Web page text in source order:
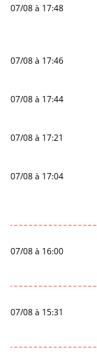
07/08 à 17:48
07/08 à 17:46
07/08 à 17:44
07/08 à 17:21
07/08 à 17:04
07/08 à 16:00
07/08 à 15:31